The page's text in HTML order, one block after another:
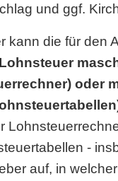
und ggf.
kann die für den
Lohnsteuer
oder
-
auf, in